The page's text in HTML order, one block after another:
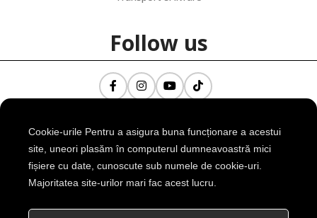
Follow us
Contact
Splaiul Unirii, Nr 160, Sector 4, Bucuresti, Romania
Email: office@seniortex.ro
Cookie-urile Pentru a asigura buna funcționare a acestui
site, uneori plasăm în computerul dumneavoastră mici
fișiere cu date, cunoscute sub numele de cookie-uri.
Majoritatea site-urilor mari fac acest lucru.